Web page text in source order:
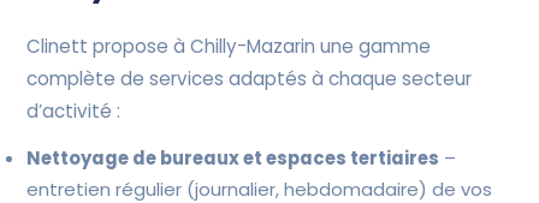
Clinett propose à Chilly-Mazarin une gamme
complète de services adaptés à chaque secteur
d’activité :
Nettoyage de bureaux et espaces tertiaires –
entretien régulier (journalier, hebdomadaire) de vos